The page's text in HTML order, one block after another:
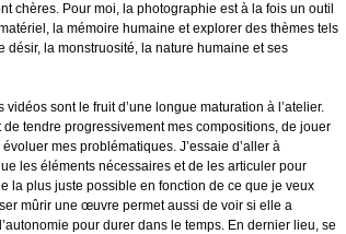
chères. Pour moi, la photographie est à la fois un outil
la mémoire humaine et explorer des thèmes tels
désir, la monstruosité, la nature humaine et ses
vidéos sont le fruit d’une longue maturation à l’atelier.
tendre progressivement mes compositions, de jouer
mes problématiques. J’essaie d’aller à
les éléments nécessaires et de les articuler pour
la plus juste possible en fonction de ce que je veux
mûrir une œuvre permet aussi de voir si elle a
pour durer dans le temps. En dernier lieu, se